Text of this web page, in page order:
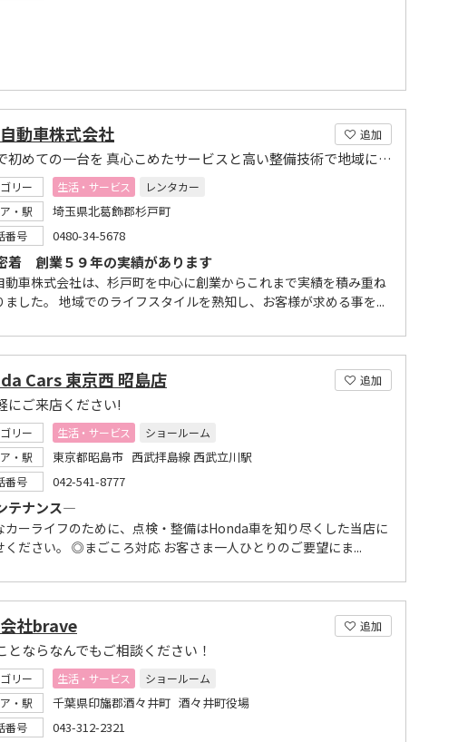
追加
動車株式会社
人生で初めての一台を 真心こめたサービスと高い整備技術で地域に貢献
リー 生活・サービス
レンタカー
・駅
埼玉県北葛飾郡杉戸町
番号 0480-34-5678
着 創業５９年の実績があります
動車株式会社は、杉戸町を中心に創業からこれまで実績を積み重ね
ました。 地域でのライフスタイルを熟知し、お客様が求める事を...
追加
Cars 東京西 昭島店
にご来店ください!
リー 生活・サービス
ショールーム
・駅
東京都昭島市 西武拝島線 西武立川駅
番号 042-541-8777
テナンス―
カーライフのために、点検・整備はHonda車を知り尽くした当店に
ください。 ◎まごころ対応 お客さま一人ひとりのご要望にま...
追加
社brave
とならなんでもご相談ください！
リー 生活・サービス
ショールーム
・駅
千葉県印旛郡酒々井町 酒々井町役場
番号 043-312-2321